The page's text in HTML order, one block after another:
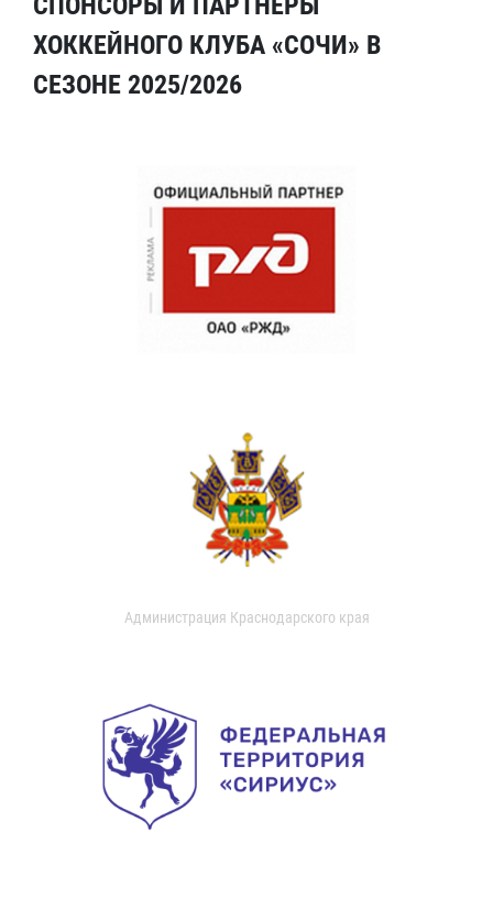
ХОККЕЙНОГО КЛУБА «СОЧИ» В
СЕЗОНЕ 2025/2026
Администрация Краснодарского края